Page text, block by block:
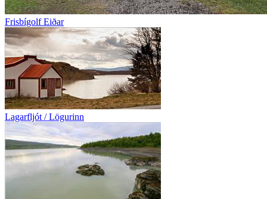
Frisbígolf Eiðar
Lagarfljót / Lögurinn